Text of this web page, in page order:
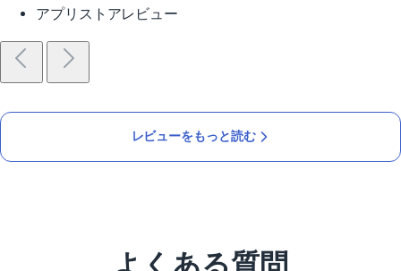
アプリストアレビュー
レビューをもっと読む